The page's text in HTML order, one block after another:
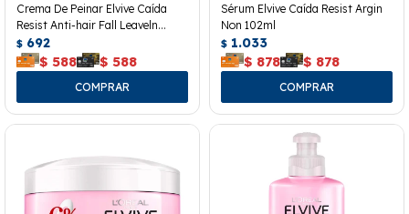
Crema De Peinar Elvive Caída
Resist Anti-hair Fall Leaveln
300grs.
$ 692
$ 588 $ 588
Sérum Elvive Caída Resist Argin
Non 102ml
$ 1.033
$ 878 $ 878